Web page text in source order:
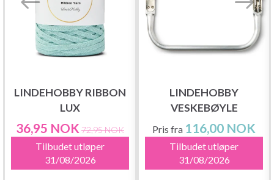
LINDEHOBBY RIBBON
LUX
36,95 NOK 72,95 NOK
Tilbudet utløper
31/08/2026
LINDEHOBBY
VESKEBØYLE
Pris fra 116,00 NOK
Tilbudet utløper
31/08/2026